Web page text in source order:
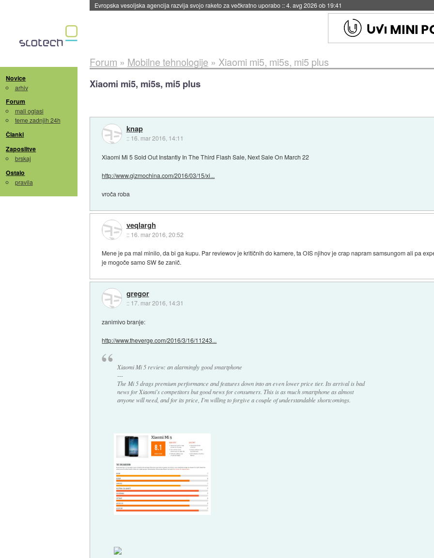
Evropska vesoljska agencija razvija svojo raketo za večkratno uporabo ::4. avg 2026 ob 19:41
Novice
arhiv
Forum
mali oglasi
teme zadnjih 24h
Članki
Zaposlitve
brskaj
Ostalo
pravila
Forum » Mobilne tehnologije » Xiaomi mi5, mi5s, mi5 plus
Xiaomi mi5, mi5s, mi5 plus
knap
:: 16. mar 2016, 14:11
Xiaomi Mi 5 Sold Out Instantly In The Third Flash Sale, Next Sale On March 22
http://www.gizmochina.com/2016/03/15/xi...
vroča roba
veqlargh
:: 16. mar 2016, 20:52
Mene je pa mal minilo, da bi ga kupu. Par reviewov je kritičnih do kamere, ta OIS njihov je crap napram samsungom ali pa
je mogoče samo SW še zanič.
gregor
:: 17. mar 2016, 14:31
zanimivo branje:
http://www.theverge.com/2016/3/16/11243...
Xiaomi Mi 5 review: an alarmingly good smartphone
---
The Mi 5 drags premium performance and features down into an even lower price tier. Its arrival is bad
news for Xiaomi's competitors but good news for consumers. This is as much smartphone as almost
anyone will need, and for its price, I'm willing to forgive a couple of understandable shortcomings.